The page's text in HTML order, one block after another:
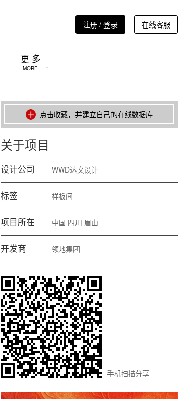
注册 / 登录 在线客服
更 多
MORE
点击收藏，并建立自己的在线数据库
关于项目
设计公司 WWD达文设计
标签 样板间
项目所在 中国 四川 眉山
开发商 领地集团
手机扫描分享